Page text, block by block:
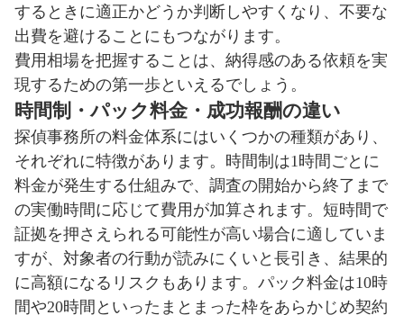
するときに適正かどうか判断しやすくなり、不要な
出費を避けることにもつながります。
費用相場を把握することは、納得感のある依頼を実
現するための第一歩といえるでしょう。
時間制・パック料金・成功報酬の違い
探偵事務所の料金体系にはいくつかの種類があり、
それぞれに特徴があります。時間制は1時間ごとに
料金が発生する仕組みで、調査の開始から終了まで
の実働時間に応じて費用が加算されます。短時間で
証拠を押さえられる可能性が高い場合に適していま
すが、対象者の行動が読みにくいと長引き、結果的
に高額になるリスクもあります。パック料金は10時
間や20時間といったまとまった枠をあらかじめ契約